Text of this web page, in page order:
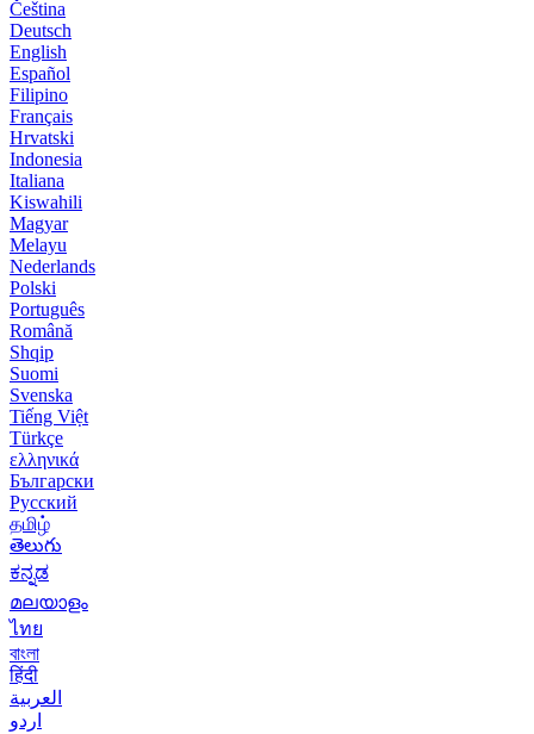
Čeština
Deutsch
English
Español
Filipino
Français
Hrvatski
Indonesia
Italiana
Kiswahili
Magyar
Melayu
Nederlands
Polski
Português
Română
Shqip
Suomi
Svenska
Tiếng Việt
Türkçe
ελληνικά
Български
Русский
தமிழ்
తెలుగు
ಕನ್ನಡ
മലയാളം
ไทย
বাংলা
हिंदी
العربية
اردو